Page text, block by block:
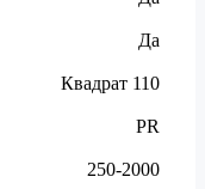
Да
Квадрат 110
PR
250-2000